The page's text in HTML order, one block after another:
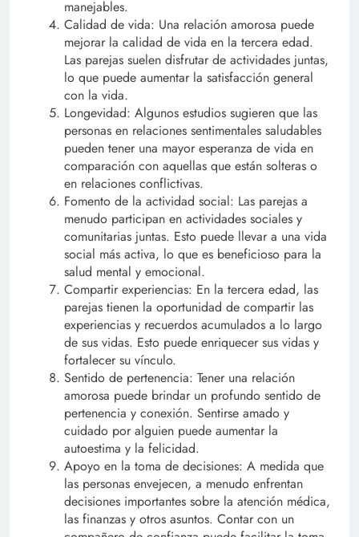
manejables.
Calidad de vida: Una relación amorosa puede
mejorar la calidad de vida en la tercera edad.
Las parejas suelen disfrutar de actividades juntas,
lo que puede aumentar la satisfacción general
con la vida.
Longevidad: Algunos estudios sugieren que las
personas en relaciones sentimentales saludables
pueden tener una mayor esperanza de vida en
comparación con aquellas que están solteras o
en relaciones conflictivas.
Fomento de la actividad social: Las parejas a
menudo participan en actividades sociales y
comunitarias juntas. Esto puede llevar a una vida
social más activa, lo que es beneficioso para la
salud mental y emocional.
Compartir experiencias: En la tercera edad, las
parejas tienen la oportunidad de compartir las
experiencias y recuerdos acumulados a lo largo
de sus vidas. Esto puede enriquecer sus vidas y
fortalecer su vínculo.
Sentido de pertenencia: Tener una relación
amorosa puede brindar un profundo sentido de
pertenencia y conexión. Sentirse amado y
cuidado por alguien puede aumentar la
autoestima y la felicidad.
Apoyo en la toma de decisiones: A medida que
las personas envejecen, a menudo enfrentan
decisiones importantes sobre la atención médica,
las finanzas y otros asuntos. Contar con un